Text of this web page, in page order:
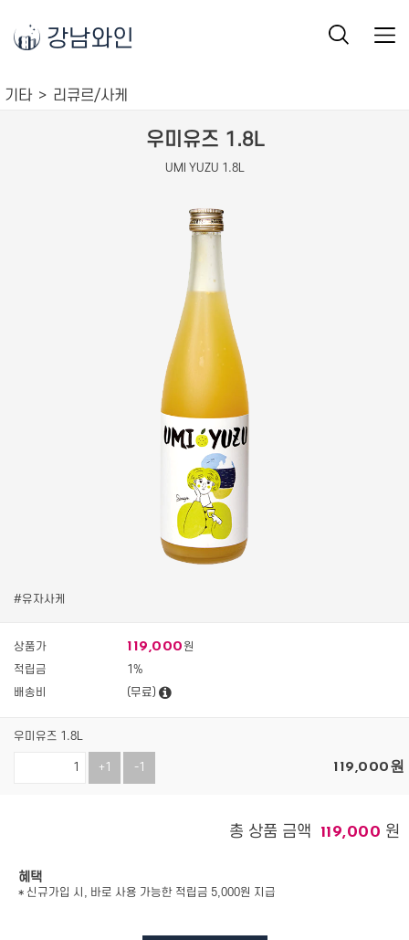
강남와인
기타 리큐르/사케
우미유즈 1.8L
UMI YUZU 1.8L
#유자사케
상품가 119,000 원
적립금
1%
배송비
(무료)
우미유즈 1.8L
+1 -1 119,000원
총 상품 금액 119,000 원
혜택
* 신규가입 시, 바로 사용 가능한 적립금 5,000원 지급